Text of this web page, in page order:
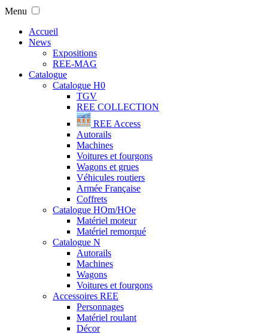
Menu
Accueil
News
Expositions
REE-MAG
Catalogue
Catalogue H0
TGV
REE COLLECTION
REE Access
Autorails
Machines
Voitures et fourgons
Wagons et grues
Véhicules routiers
Armée Française
Coffrets
Catalogue HOm/HOe
Matériel moteur
Matériel remorqué
Catalogue N
Autorails
Machines
Wagons
Voitures et fourgons
Accessoires REE
Personnages
Matériel roulant
Décor